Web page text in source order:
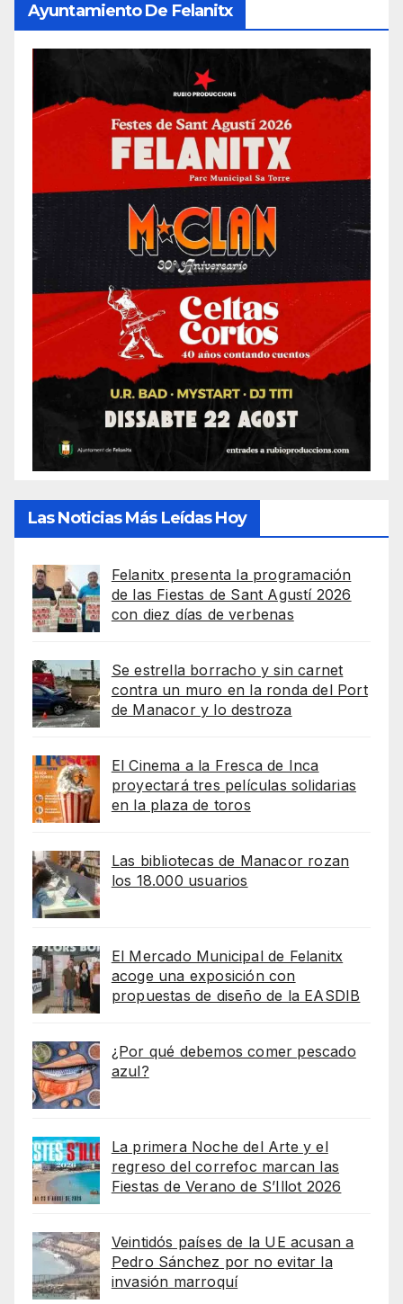
Ayuntamiento De Felanitx
Las Noticias Más Leídas Hoy
Felanitx presenta la programación
de las Fiestas de Sant Agustí 2026
con diez días de verbenas
Se estrella borracho y sin carnet
contra un muro en la ronda del Port
de Manacor y lo destroza
El Cinema a la Fresca de Inca
proyectará tres películas solidarias
en la plaza de toros
Las bibliotecas de Manacor rozan
los 18.000 usuarios
El Mercado Municipal de Felanitx
acoge una exposición con
propuestas de diseño de la EASDIB
¿Por qué debemos comer pescado
azul?
La primera Noche del Arte y el
regreso del correfoc marcan las
Fiestas de Verano de S’Illot 2026
Veintidós países de la UE acusan a
Pedro Sánchez por no evitar la
invasión marroquí